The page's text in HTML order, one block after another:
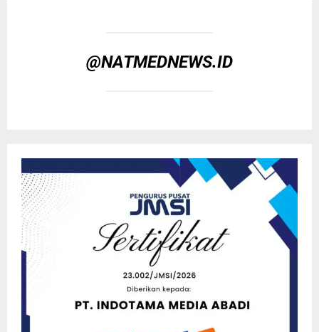
@NATMEDNEWS.ID